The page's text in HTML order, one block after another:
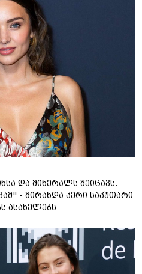
და მინერალს შეიცავს.
- მირანდა კერი საკუთარი
ასახელებს